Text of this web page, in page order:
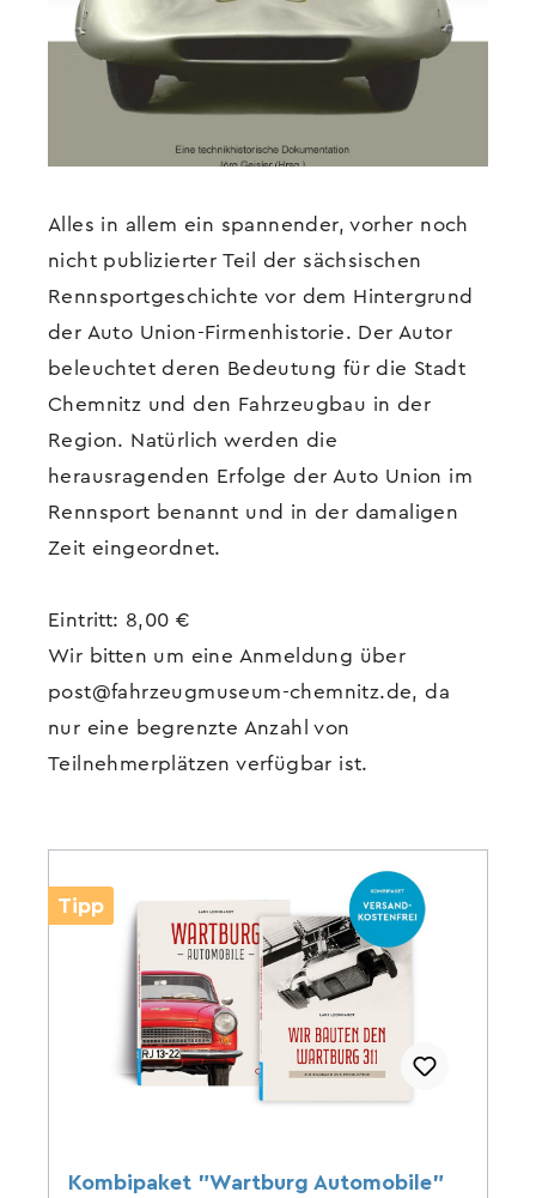
Alles in allem ein spannender, vorher noch
nicht publizierter Teil der sächsischen
Rennsportgeschichte vor dem Hintergrund
der Auto Union-Firmenhistorie. Der Autor
beleuchtet deren Bedeutung für die Stadt
Chemnitz und den Fahrzeugbau in der
Region. Natürlich werden die
herausragenden Erfolge der Auto Union im
Rennsport benannt und in der damaligen
Zeit eingeordnet.
Eintritt: 8,00 €
Wir bitten um eine Anmeldung über
post@fahrzeugmuseum-chemnitz.de, da
nur eine begrenzte Anzahl von
Teilnehmerplätzen verfügbar ist.
Tipp
Kombipaket "Wartburg Automobile"